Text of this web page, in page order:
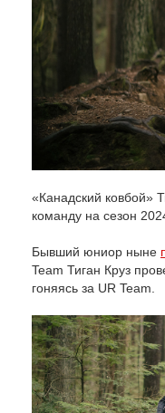
«Канадский ковбой»
команду на сезон
Бывший юниор ныне
Team Тиган Круз
гоняясь за UR Team.